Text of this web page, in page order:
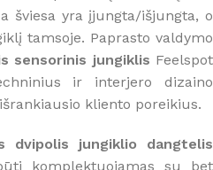
šviesa yra įjungta/išjungta, o
tamsoje. Paprasto valdymo
sensorinis jungiklis Feelspot
ir interjero dizaino
kliento poreikius.
dvipolis jungiklio dangtelis
komplektuojamas su bet